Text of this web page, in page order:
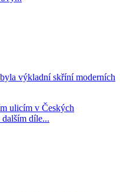
výkladní skříní moderních
ulicím v Českých
díle...